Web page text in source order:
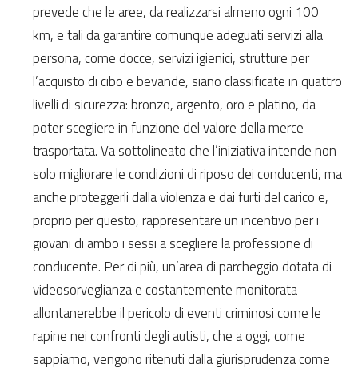
prevede che le aree, da realizzarsi almeno ogni 100
km, e tali da garantire comunque adeguati servizi alla
persona, come docce, servizi igienici, strutture per
l’acquisto di cibo e bevande, siano classificate in quattro
livelli di sicurezza: bronzo, argento, oro e platino, da
poter scegliere in funzione del valore della merce
trasportata. Va sottolineato che l’iniziativa intende non
solo migliorare le condizioni di riposo dei conducenti, ma
anche proteggerli dalla violenza e dai furti del carico e,
proprio per questo, rappresentare un incentivo per i
giovani di ambo i sessi a scegliere la professione di
conducente. Per di più, un’area di parcheggio dotata di
videosorveglianza e costantemente monitorata
allontanerebbe il pericolo di eventi criminosi come le
rapine nei confronti degli autisti, che a oggi, come
sappiamo, vengono ritenuti dalla giurisprudenza come